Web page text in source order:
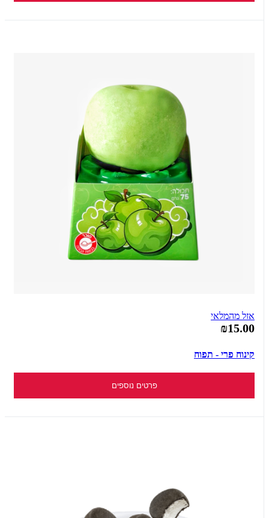
אזל מהמלאי
₪15.00
קינוח פרי - תפוח
פרטים נוספים